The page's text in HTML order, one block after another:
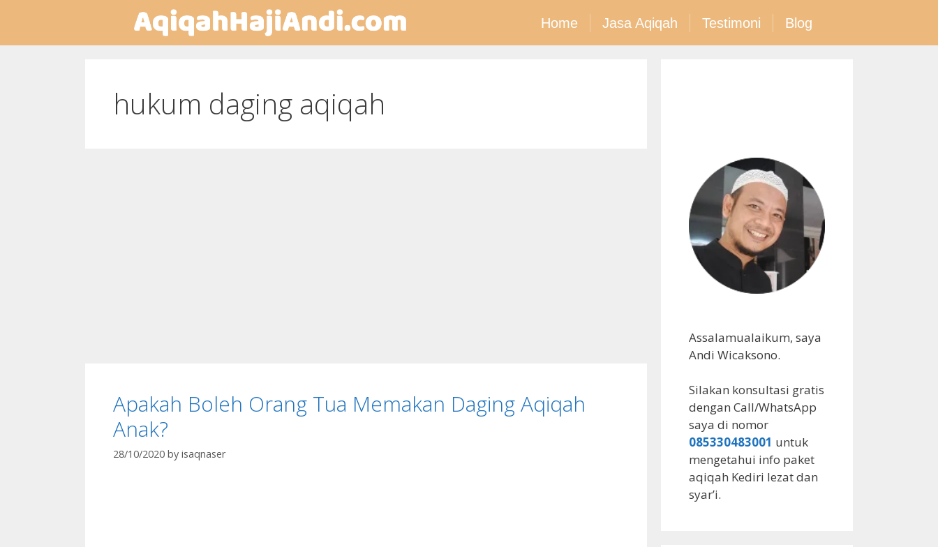
Home Jasa Aqiqah Testimoni Blog
hukum daging aqiqah
Apakah Boleh Orang Tua Memakan Daging Aqiqah
Anak?
28/10/2020 by isaqnaser
Assalamualaikum, saya
Andi Wicaksono.
Silakan konsultasi gratis
dengan Call/WhatsApp
saya di nomor
085330483001 untuk
mengetahui info paket
aqiqah Kediri lezat dan
syar’i.